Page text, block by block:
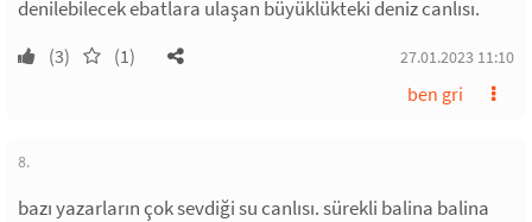
denilebilecek ebatlara ulaşan büyüklükteki deniz canlısı.
(3) (1) 27.01.2023 11:10
ben gri
8.
bazı yazarların çok sevdiği su canlısı. sürekli balina balina